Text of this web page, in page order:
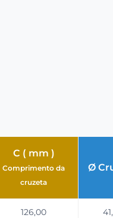
C ( mm )
Comprimento da
cruzeta
Ø
126,00